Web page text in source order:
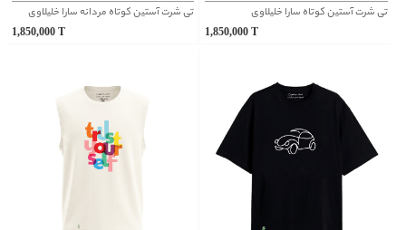
تی شرت آستین کوتاه مردانه سارا خلیلاوی
1,850,000T
تی شرت آستین کوتاه سارا خلیلاوی
1,850,000 T